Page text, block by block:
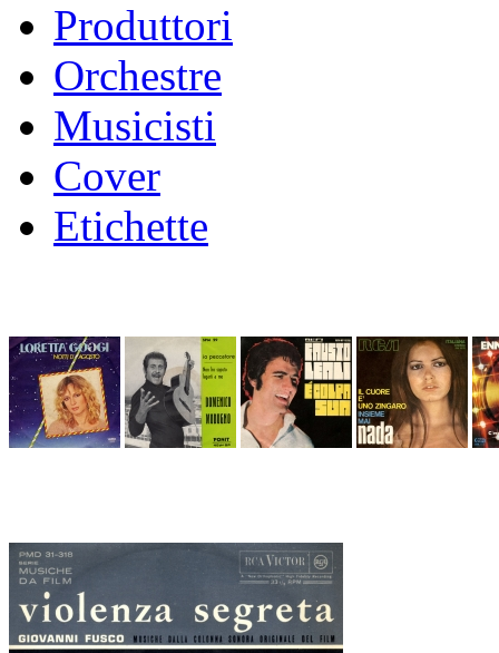
Produttori
Orchestre
Musicisti
Cover
Etichette